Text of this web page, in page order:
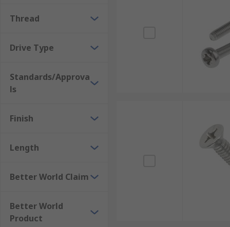
A machine screw drive type refers to the type of
Thread
Drive Type
Standards/Approva
ls
Finish
Length
Better World Claim
Better World
Product